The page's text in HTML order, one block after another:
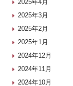
2025年4月
2025年3月
2025年2月
2025年1月
2024年12月
2024年11月
2024年10月